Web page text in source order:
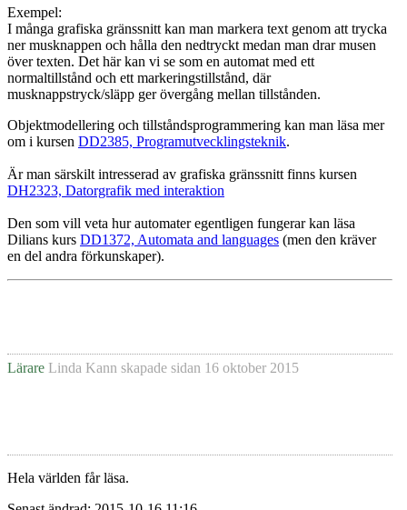
Exempel:
I många grafiska gränssnitt kan man markera text genom att trycka
ner musknappen och hålla den nedtryckt medan man drar musen
över texten. Det här kan vi se som en automat med ett
normaltillstånd och ett markeringstillstånd, där
musknappstryck/släpp ger övergång mellan tillstånden.
Objektmodellering och tillståndsprogrammering kan man läsa mer
om i kursen DD2385, Programutvecklingsteknik.
Är man särskilt intresserad av grafiska gränssnitt finns kursen
DH2323, Datorgrafik med interaktion
Den som vill veta hur automater egentligen fungerar kan läsa
Dilians kurs DD1372, Automata and languages (men den kräver
en del andra förkunskaper).
Lärare Linda Kann skapade sidan 16 oktober 2015
Hela världen får läsa.